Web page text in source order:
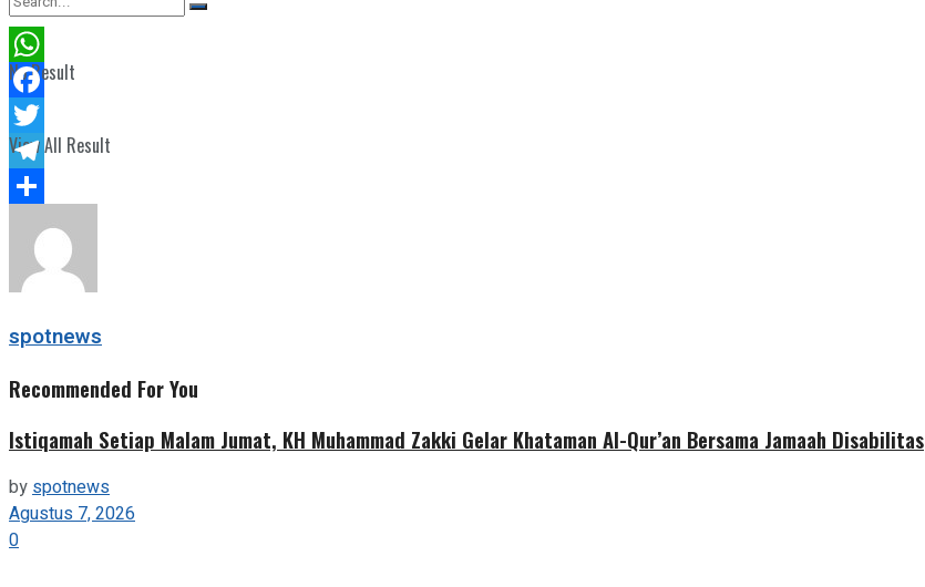
No Result
View All Result
WhatsApp
Facebook
Twitter
Telegram
Share
spotnews
Recommended For You
Istiqamah Setiap Malam Jumat, KH Muhammad Zakki Gelar Khataman Al-Qur’an Bersama Jamaah Disabilitas
byspotnews
Agustus 7, 2026
0